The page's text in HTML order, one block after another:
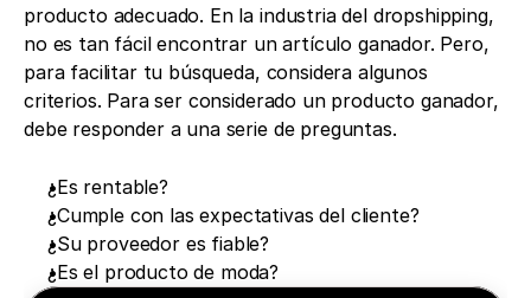
producto adecuado. En la industria del dropshipping,
no es tan fácil encontrar un artículo ganador. Pero,
para facilitar tu búsqueda, considera algunos
criterios. Para ser considerado un producto ganador,
debe responder a una serie de preguntas.
¿Es rentable?
¿Cumple con las expectativas del cliente?
¿Su proveedor es fiable?
¿Es el producto de moda?